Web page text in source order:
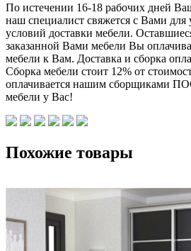
По истечении 16-18 рабочих дней
наш специалист свяжется с Вами для
условий доставки мебели.
заказанной Вами мебели Вы
мебели к Вам. Доставка и сборка
Сборка мебели стоит 12% от
оплачивается нашим сборщиками
мебели у Вас!
Похожие товары